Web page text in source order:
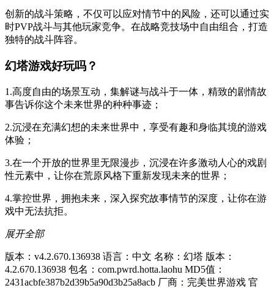
创新的战斗策略，不仅可以应对情节中的风险，还可以通过实
时PVP战斗与其他玩家竞争。在战略竞技场中自由组合，打造
独特的战斗阵容。
幻塔游戏好玩吗？
1.高度自由的场景互动，集解谜与战斗于一体，精致的剧情故
事告诉你这个未来世界的种种事迹；
2.沉浸在充满幻想的未来世界中，享受有趣和身临其境的游戏
体验；
3.在一个开放的世界里无限漫步，沉浸在许多激动人心的戏剧
性元素中，让你在荒原风格下重新发现未来的世界；
4.掌控世界，拥抱未来，深入探究故事情节的深度，让你在游
戏中无法抗拒。
展开全部
版本：v4.2.670.136938 语言：中文 名称：幻塔 版本：
4.2.670.136938 包名：com.pwrd.hotta.laohu MD5值：
2431acbfe387b2d39b5a90d3b25a8acb 厂商：完美世界游戏 官